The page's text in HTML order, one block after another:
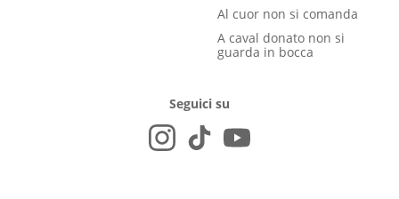
Al cuor non si comanda
A caval donato non si
guarda in bocca
Seguici su